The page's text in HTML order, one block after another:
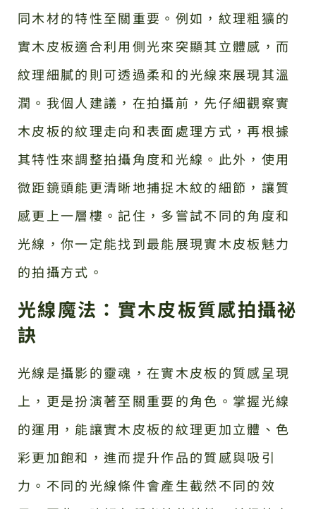
同木材的特性至關重要。例如，紋理粗獷的
實木皮板適合利用側光來突顯其立體感，而
紋理細膩的則可透過柔和的光線來展現其溫
潤。我個人建議，在拍攝前，先仔細觀察實
木皮板的紋理走向和表面處理方式，再根據
其特性來調整拍攝角度和光線。此外，使用
微距鏡頭能更清晰地捕捉木紋的細節，讓質
感更上一層樓。記住，多嘗試不同的角度和
光線，你一定能找到最能展現實木皮板魅力
的拍攝方式。
光線魔法：實木皮板質感拍攝祕
訣
光線是攝影的靈魂，在實木皮板的質感呈現
上，更是扮演著至關重要的角色。掌握光線
的運用，能讓實木皮板的紋理更加立體、色
彩更加飽和，進而提升作品的質感與吸引
力。不同的光線條件會產生截然不同的效